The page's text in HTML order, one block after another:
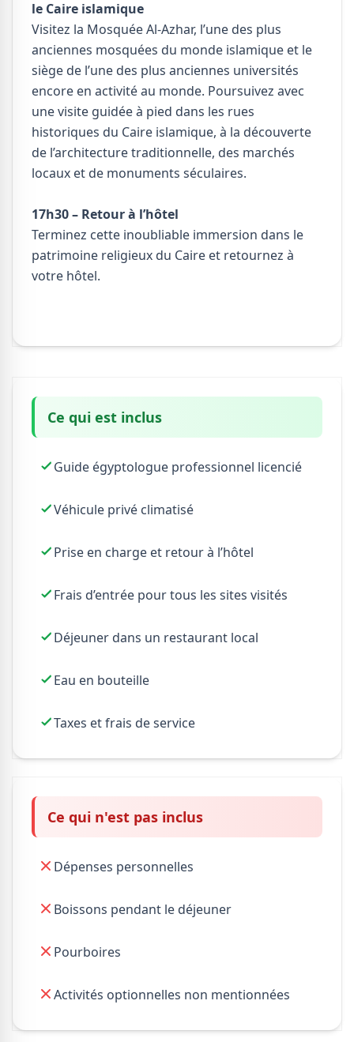
le Caire islamique
Visitez la Mosquée Al-Azhar, l’une des plus
anciennes mosquées du monde islamique et le
siège de l’une des plus anciennes universités
encore en activité au monde. Poursuivez avec
une visite guidée à pied dans les rues
historiques du Caire islamique, à la découverte
de l’architecture traditionnelle, des marchés
locaux et de monuments séculaires.
17h30 – Retour à l’hôtel
Terminez cette inoubliable immersion dans le
patrimoine religieux du Caire et retournez à
votre hôtel.
Ce qui est inclus
Guide égyptologue professionnel licencié
Véhicule privé climatisé
Prise en charge et retour à l’hôtel
Frais d’entrée pour tous les sites visités
Déjeuner dans un restaurant local
Eau en bouteille
Taxes et frais de service
Ce qui n'est pas inclus
Dépenses personnelles
Boissons pendant le déjeuner
Pourboires
Activités optionnelles non mentionnées